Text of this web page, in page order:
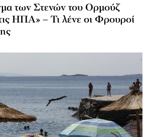
των Στενών του Ορμούζ
ΗΠΑ» – Τι λένε οι Φρουροί